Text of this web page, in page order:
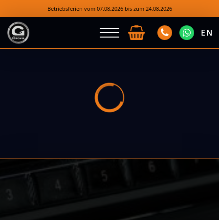
Betriebsferien vom 07.08.2026 bis zum 24.08.2026
EN